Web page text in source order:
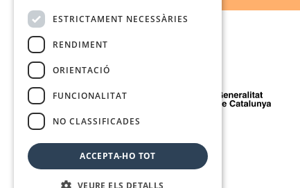
Amb el suport de
ESTRICTAMENT NECESSÀRIES
RENDIMENT
ORIENTACIÓ
FUNCIONALITAT
NO CLASSIFICADES
ACCEPTA-HO TOT
VEURE ELS DETALLS